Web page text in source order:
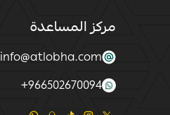
مركز المساعدة
info@atlobha.com
966502670094
+